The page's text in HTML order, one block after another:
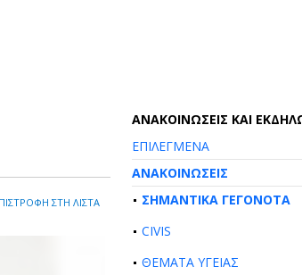
ΣΤΗ ΛΙΣΤΑ
AΝΑΚΟΙΝΩΣΕΙΣ ΚΑΙ
ΕΠΙΛΕΓΜΕΝΑ
ΑΝΑΚΟΙΝΩΣΕΙΣ
ΣΗΜΑΝΤΙΚΑ ΓΕΓΟΝΟΤΑ
CIVIS
ΘΕΜΑΤΑ ΥΓΕΙΑΣ